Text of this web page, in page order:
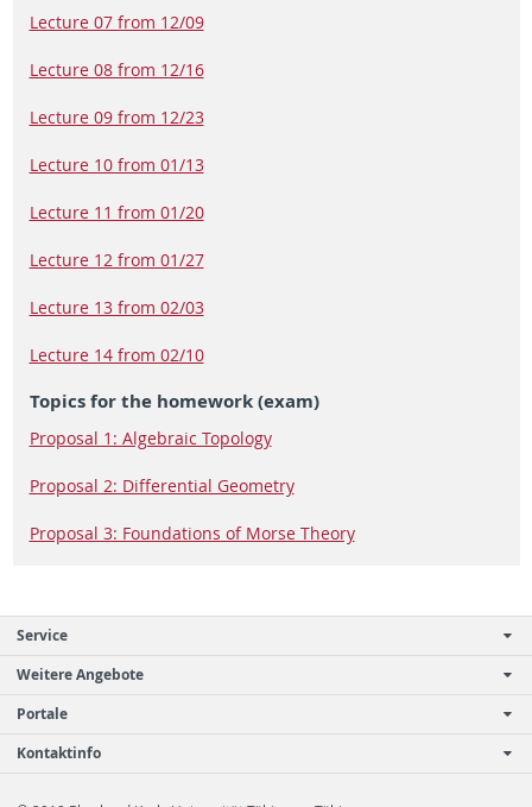
Lecture 07 from 12/09
Lecture 08 from 12/16
Lecture 09 from 12/23
Lecture 10 from 01/13
Lecture 11 from 01/20
Lecture 12 from 01/27
Lecture 13 from 02/03
Lecture 14 from 02/10
Topics for the homework (exam)
Proposal 1: Algebraic Topology
Proposal 2: Differential Geometry
Proposal 3: Foundations of Morse Theory
Service
Weitere Angebote
Portale
Kontaktinfo